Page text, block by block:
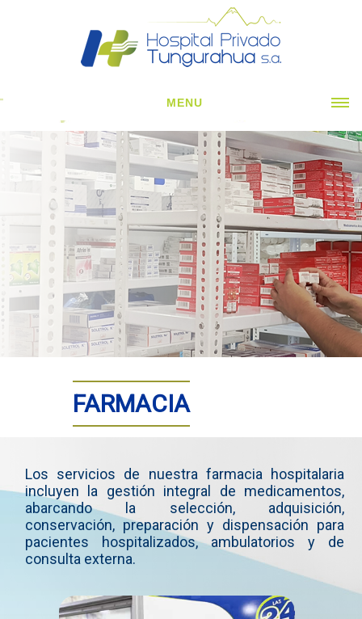
MENU
INICIO
CORPORATIVO ▼
ESPECIALIDADES CLÍNICAS ▼
ESPECIALIDADES QUIRÚRGICAS ▼
SERVICIOS H. ▼
NOTICIAS
CONTÁCTENOS
FARMACIA
Los servicios de nuestra farmacia hospitalaria
incluyen la gestión integral de medicamentos,
abarcando la selección, adquisición,
conservación, preparación y dispensación para
pacientes hospitalizados, ambulatorios y de
consulta externa.